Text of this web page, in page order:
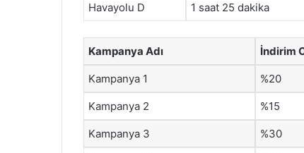
Havayolu D 1 saat 25 dakika
Kampanya Adı İndirim
Kampanya 1 %20
Kampanya 2 %15
Kampanya 3 %30